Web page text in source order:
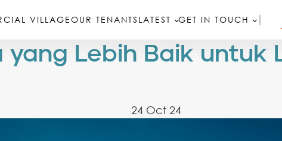
VILLAGEOUR TENANTS LATEST GET IN TOUCH
yang Lebih Baik untuk
24 Oct 24